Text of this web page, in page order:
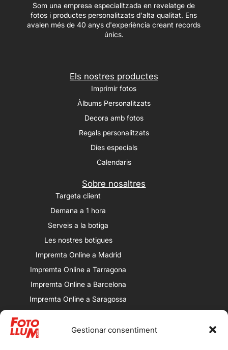
Gestionar consentiment
Som una empresa especialitzada en revelatge de
fotos i productes personalitzats d'alta qualitat. Ens
avalen més de 40 anys d'experiència creant records
únics.
Els nostres productes
Imprimir fotos
Àlbums Personalitzats
Decora amb fotos
Regals personalitzats
Dies especials
Calendaris
Sobre nosaltres
Targeta client
Demana a 1 hora
Serveis a la botiga
Les nostres botigues
Impremta Online a Madrid
Impremta Online a Tarragona
Impremta Online a Barcelona
Impremta Online a Saragossa
Les nostres botigues